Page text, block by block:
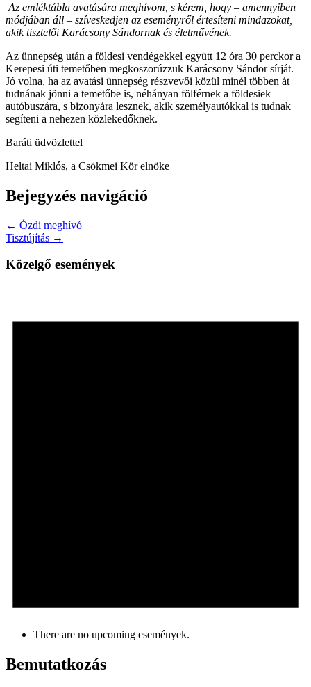
Az emléktábla avatására meghívom, s kérem, hogy – amennyiben
módjában áll – szíveskedjen az eseményről értesíteni mindazokat,
akik tisztelői Karácsony Sándornak és életművének.
Az ünnepség után a földesi vendégekkel együtt 12 óra 30 perckor a
Kerepesi úti temetőben megkoszorúzzuk Karácsony Sándor sírját.
Jó volna, ha az avatási ünnepség részvevői közül minél többen át
tudnának jönni a temetőbe is, néhányan fölférnek a földesiek
autóbuszára, s bizonyára lesznek, akik személyautókkal is tudnak
segíteni a nehezen közlekedőknek.
Baráti üdvözlettel
Heltai Miklós, a Csökmei Kör elnöke
Bejegyzés navigáció
← Ózdi meghívó
Tisztújítás →
Közelgő események
There are no upcoming események.
Bemutatkozás